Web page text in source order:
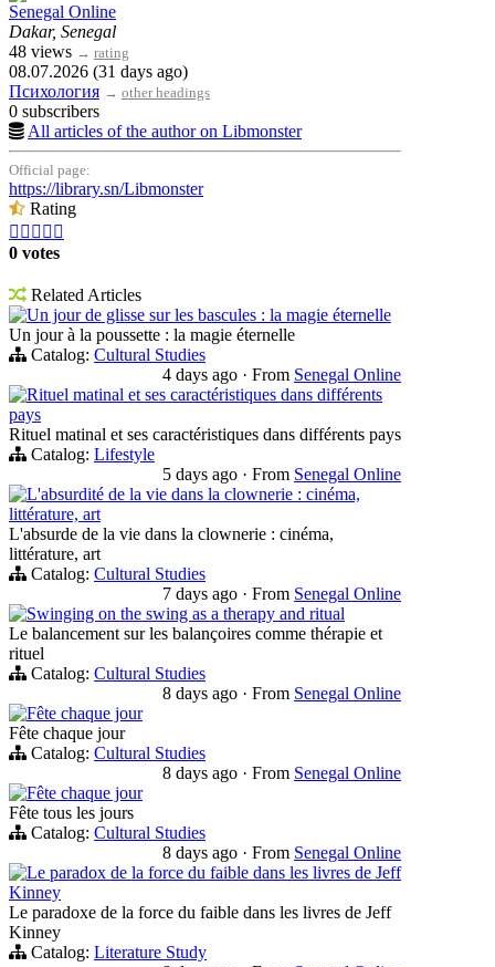
Senegal Online
Dakar, Senegal
48 views → rating
08.07.2026 (31 days ago)
Психология → other headings
0 subscribers
All articles of the author on Libmonster
Official page:
https://library.sn/Libmonster
Rating
    
0 votes
Related Articles
Un jour de glisse sur les bascules : la magie éternelle
Un jour à la poussette : la magie éternelle
Catalog: Cultural Studies
4 days ago · From Senegal Online
Rituel matinal et ses caractéristiques dans différents
pays
Rituel matinal et ses caractéristiques dans différents pays
Catalog: Lifestyle
5 days ago · From Senegal Online
L'absurdité de la vie dans la clownerie : cinéma,
littérature, art
L'absurde de la vie dans la clownerie : cinéma,
littérature, art
Catalog: Cultural Studies
7 days ago · From Senegal Online
Swinging on the swing as a therapy and ritual
Le balancement sur les balançoires comme thérapie et
rituel
Catalog: Cultural Studies
8 days ago · From Senegal Online
Fête chaque jour
Fête chaque jour
Catalog: Cultural Studies
8 days ago · From Senegal Online
Fête chaque jour
Fête tous les jours
Catalog: Cultural Studies
8 days ago · From Senegal Online
Le paradox de la force du faible dans les livres de Jeff
Kinney
Le paradoxe de la force du faible dans les livres de Jeff
Kinney
Catalog: Literature Study